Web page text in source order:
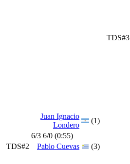
TDS#3
Juan Ignacio
Londero
(1)
6/3 6/0 (0:55)
TDS#2
Pablo Cuevas (3)